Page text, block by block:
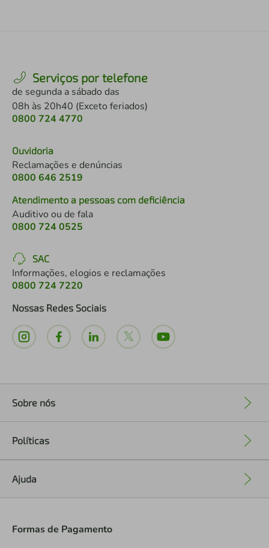
Serviços por telefone
de segunda a sábado das
08h às 20h40 (Exceto feriados)
0800 724 4770
Ouvidoria
Reclamações e denúncias
0800 646 2519
Atendimento a pessoas com deficiência
Auditivo ou de fala
0800 724 0525
SAC
Informações, elogios e reclamações
0800 724 7220
Nossas Redes Sociais
Sobre nós
Políticas
Ajuda
Formas de Pagamento